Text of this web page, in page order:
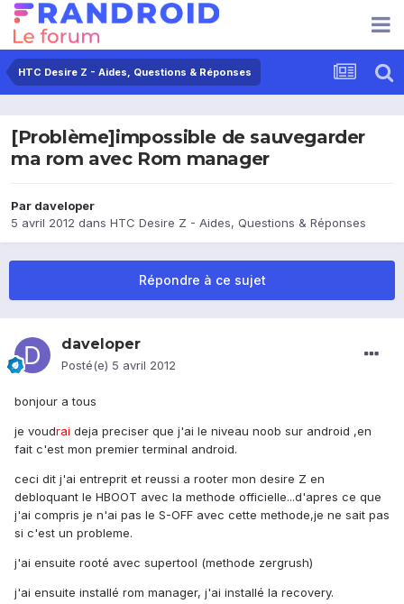
HTC Desire Z - Aides, Questions & Réponses
[Problème]impossible de sauvegarder
ma rom avec Rom manager
Par daveloper
5 avril 2012 dans HTC Desire Z - Aides, Questions & Réponses
Répondre à ce sujet
daveloper
Posté(e) 5 avril 2012
bonjour a tous
je voudrai deja preciser que j'ai le niveau noob sur android ,en
fait c'est mon premier terminal android.
ceci dit j'ai entreprit et reussi a rooter mon desire Z en
debloquant le HBOOT avec la methode officielle...d'apres ce que
j'ai compris je n'ai pas le S-OFF avec cette methode,je ne sait pas
si c'est un probleme.
j'ai ensuite rooté avec supertool (methode zergrush)
j'ai ensuite installé rom manager, j'ai installé la recovery.